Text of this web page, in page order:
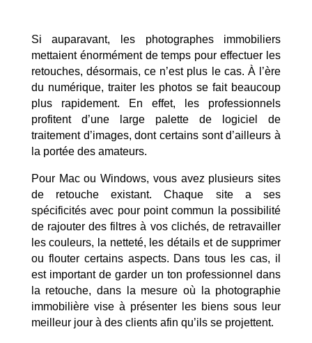
Si auparavant, les photographes immobiliers
mettaient énormément de temps pour effectuer les
retouches, désormais, ce n’est plus le cas. À l’ère
du numérique, traiter les photos se fait beaucoup
plus rapidement. En effet, les professionnels
profitent d’une large palette de logiciel de
traitement d’images, dont certains sont d’ailleurs à
la portée des amateurs.
Pour Mac ou Windows, vous avez plusieurs sites
de retouche existant. Chaque site a ses
spécificités avec pour point commun la possibilité
de rajouter des filtres à vos clichés, de retravailler
les couleurs, la netteté, les détails et de supprimer
ou flouter certains aspects. Dans tous les cas, il
est important de garder un ton professionnel dans
la retouche, dans la mesure où la photographie
immobilière vise à présenter les biens sous leur
meilleur jour à des clients afin qu’ils se projettent.